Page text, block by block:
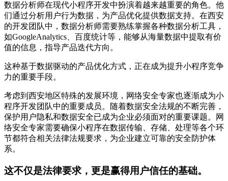
数据分析师在现代小程序开发中扮演着越来越重要的角色。他
们通过分析用户行为数据，为产品优化提供数据支持。在西安
的开发团队中，数据分析师需要熟练掌握各种数据分析工具，
如GoogleAnalytics、百度统计等，能够从海量数据中提取有价
值的信息，指导产品迭代方向。
这种基于数据驱动的产品优化方式，正在成为提升小程序竞争
力的重要手段。
考虑到西安地区特殊的发展环境，网络安全专家也逐渐成为小
程序开发团队中的重要成员。随着数据安全法规的不断完善，
保护用户隐私和数据安全已成为企业必须面对的重要课题。网
络安全专家需要确保小程序在数据传输、存储、处理等各个环
节都符合相关法律法规要求，为企业建立可靠的安全防护体
系。
这不仅是法律要求，更是赢得用户信任的基础。